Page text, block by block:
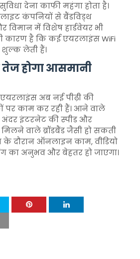
देना काफी महंगा होता है।
कंपनियों से बैंडविड्थ
विमान में विशेष हार्डवेयर भी
कारण है कि कई एयरलाइंस WiFi
लेती हैं।
होगा आसमानी
अब नई पीढ़ी की
काम कर रही हैं। आने वाले
इंटरनेट की स्पीड और
वाले ब्रॉडबैंड जैसी हो सकती
के दौरान ऑनलाइन काम, वीडियो
का अनुभव और बेहतर हो जाएगा।